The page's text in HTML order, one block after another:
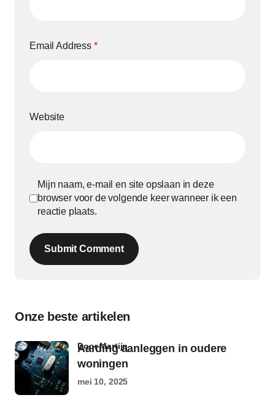
Email Address *
Website
Mijn naam, e-mail en site opslaan in deze
browser voor de volgende keer wanneer ik een
reactie plaats.
Submit Comment
Onze beste artikelen
Aarding aanleggen in oudere
woningen
door Martijn
mei 10, 2025